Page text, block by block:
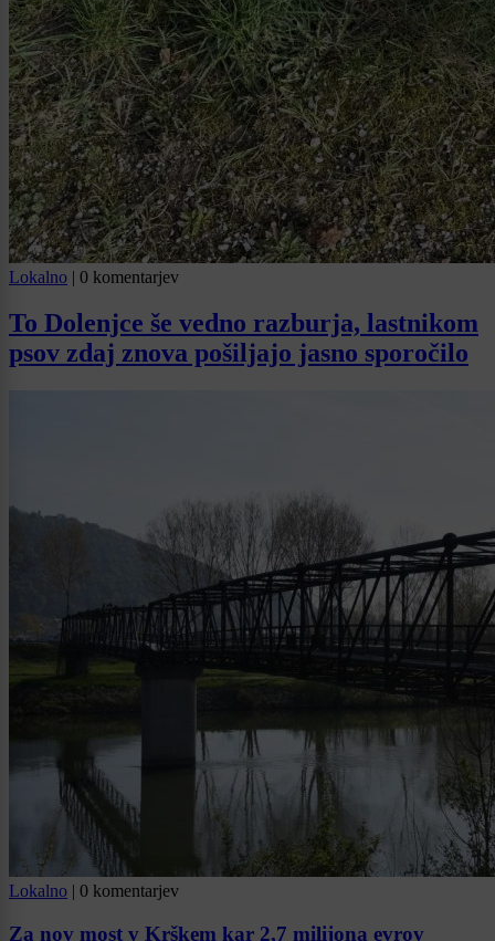
Lokalno | 0 komentarjev
To Dolenjce še vedno razburja, lastnikom
psov zdaj znova pošiljajo jasno sporočilo
Lokalno | 0 komentarjev
Za nov most v Krškem kar 2,7 milijona evrov